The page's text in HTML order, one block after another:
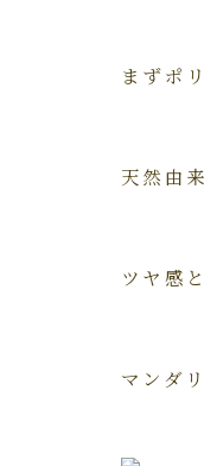
まずポ
天然由
ツヤ感
マンダ